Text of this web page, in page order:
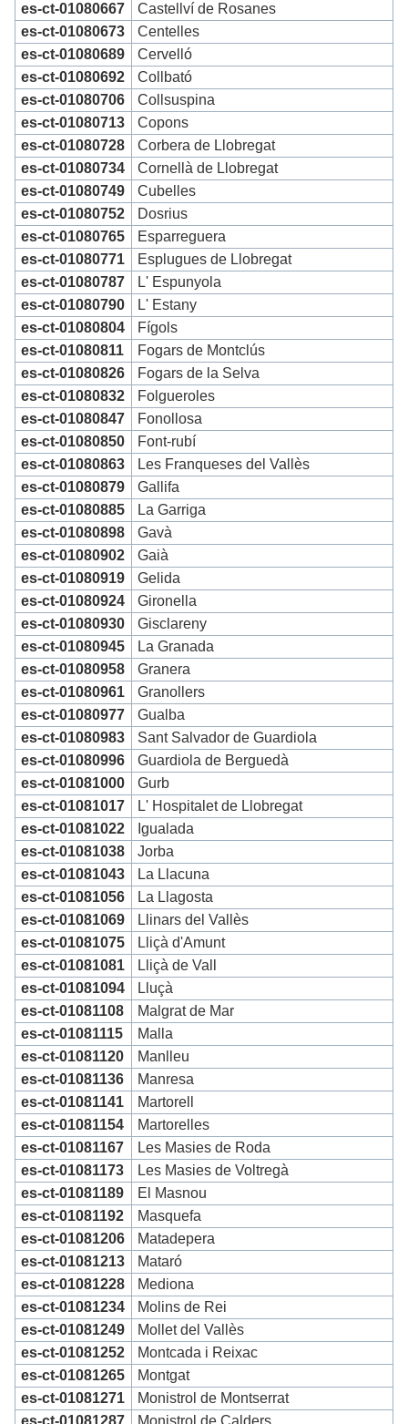
es-ct-01080667
Castellví de Rosanes
es-ct-01080673
Centelles
es-ct-01080689
Cervelló
es-ct-01080692
Collbató
es-ct-01080706
Collsuspina
es-ct-01080713
Copons
es-ct-01080728
Corbera de Llobregat
es-ct-01080734
Cornellà de Llobregat
es-ct-01080749
Cubelles
es-ct-01080752
Dosrius
es-ct-01080765
Esparreguera
es-ct-01080771
Esplugues de Llobregat
es-ct-01080787
L' Espunyola
es-ct-01080790
L' Estany
es-ct-01080804
Fígols
es-ct-01080811
Fogars de Montclús
es-ct-01080826
Fogars de la Selva
es-ct-01080832
Folgueroles
es-ct-01080847
Fonollosa
es-ct-01080850
Font-rubí
es-ct-01080863
Les Franqueses del Vallès
es-ct-01080879
Gallifa
es-ct-01080885
La Garriga
es-ct-01080898
Gavà
es-ct-01080902
Gaià
es-ct-01080919
Gelida
es-ct-01080924
Gironella
es-ct-01080930
Gisclareny
es-ct-01080945
La Granada
es-ct-01080958
Granera
es-ct-01080961
Granollers
es-ct-01080977
Gualba
es-ct-01080983
Sant Salvador de Guardiola
es-ct-01080996
Guardiola de Berguedà
es-ct-01081000
Gurb
es-ct-01081017
L' Hospitalet de Llobregat
es-ct-01081022
Igualada
es-ct-01081038
Jorba
es-ct-01081043
La Llacuna
es-ct-01081056
La Llagosta
es-ct-01081069
Llinars del Vallès
es-ct-01081075
Lliçà d'Amunt
es-ct-01081081
Lliçà de Vall
es-ct-01081094
Lluçà
es-ct-01081108
Malgrat de Mar
es-ct-01081115
Malla
es-ct-01081120
Manlleu
es-ct-01081136
Manresa
es-ct-01081141
Martorell
es-ct-01081154
Martorelles
es-ct-01081167
Les Masies de Roda
es-ct-01081173
Les Masies de Voltregà
es-ct-01081189
El Masnou
es-ct-01081192
Masquefa
es-ct-01081206
Matadepera
es-ct-01081213
Mataró
es-ct-01081228
Mediona
es-ct-01081234
Molins de Rei
es-ct-01081249
Mollet del Vallès
es-ct-01081252
Montcada i Reixac
es-ct-01081265
Montgat
es-ct-01081271
Monistrol de Montserrat